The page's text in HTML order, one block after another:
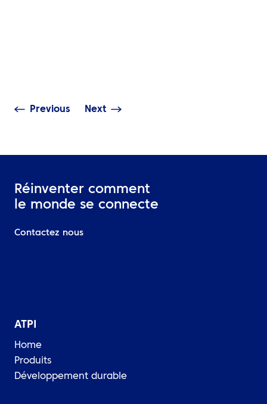
Previous Next
Réinventer comment
le monde se connecte
Contactez nous
ATPI
Home
Produits
Développement durable